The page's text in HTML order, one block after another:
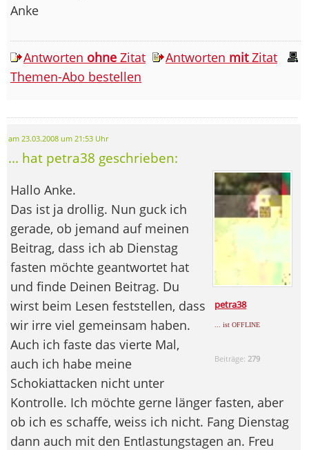
Anke
Antworten ohne Zitat Antworten mitZitat
Themen-Abo bestellen
am 23.03.2008 um 21:53 Uhr
... hat petra38 geschrieben:
petra38
... ist OFFLINE
Beiträge: 279
Hallo Anke.
Das ist ja drollig. Nun guck ich
gerade, ob jemand auf meinen
Beitrag, dass ich ab Dienstag
fasten möchte geantwortet hat
und finde Deinen Beitrag. Du
wirst beim Lesen feststellen, dass
wir irre viel gemeinsam haben.
Auch ich faste das vierte Mal,
auch ich habe meine
Schokiattacken nicht unter
Kontrolle. Ich möchte gerne länger fasten, aber
ob ich es schaffe, weiss ich nicht. Fang Dienstag
dann auch mit den Entlastungstagen an. Freu